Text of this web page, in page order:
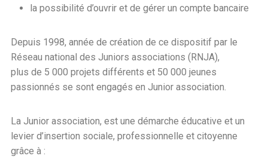
la possibilité d’ouvrir et de gérer un compte bancaire
Depuis 1998, année de création de ce dispositif par le
Réseau national des Juniors associations (RNJA),
plus de 5 000 projets différents et 50 000 jeunes
passionnés se sont engagés en Junior association.
La Junior association, est une démarche éducative et un
levier d’insertion sociale, professionnelle et citoyenne
grâce à :